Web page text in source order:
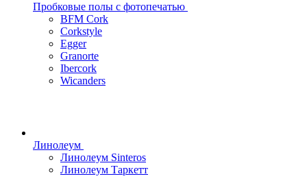
Пробковые полы с фотопечатью
BFM Cork
Corkstyle
Egger
Granorte
Ibercork
Wicanders
Линолеум
Линолеум Sinteros
Линолеум Таркетт